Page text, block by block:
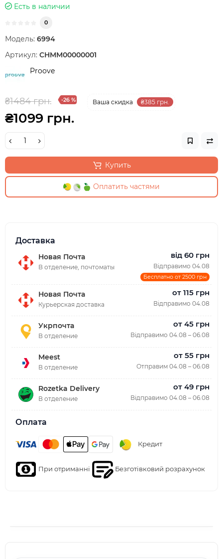
Есть в наличии
0
Модель: 6994
Артикул: CHMM00000001
Proove
₴1484 грн. -26 % Ваша cкидка ₴385 грн.
₴1099 грн.
Купить
Оплатить частями
Доставка
Новая Почта
В отделение, почтоматы
від 60 грн
Відправимо 04.08
Бесплатно от 2500 грн
Новая Почта
Курьерская доставка
от 115 грн
Відправимо 04.08
Укрпочта
В отделение
от 45 грн
Відправимо 04.08 – 06.08
Meest
В отделение
от 55 грн
Отправим 04.08 – 06.08
Rozetka Delivery
В отделение
от 49 грн
Відправимо 04.08 – 06.08
Оплата
Кредит
При отриманні Безготівковий розрахунок